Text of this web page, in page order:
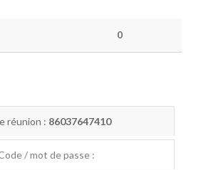
0
réunion : 86037647410
/ mot de passe :